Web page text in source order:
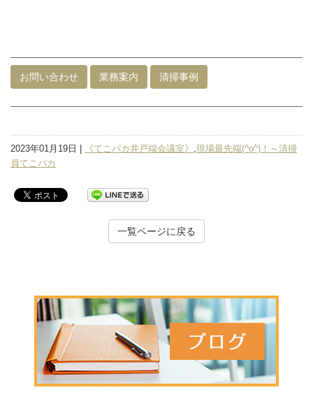
お問い合わせ 業務案内 清掃事例
2023年01月19日 | 《てこパカ井戸端会議室》 ,現場最先端(^o^)！～清掃
員てこパカ
一覧ページに戻る